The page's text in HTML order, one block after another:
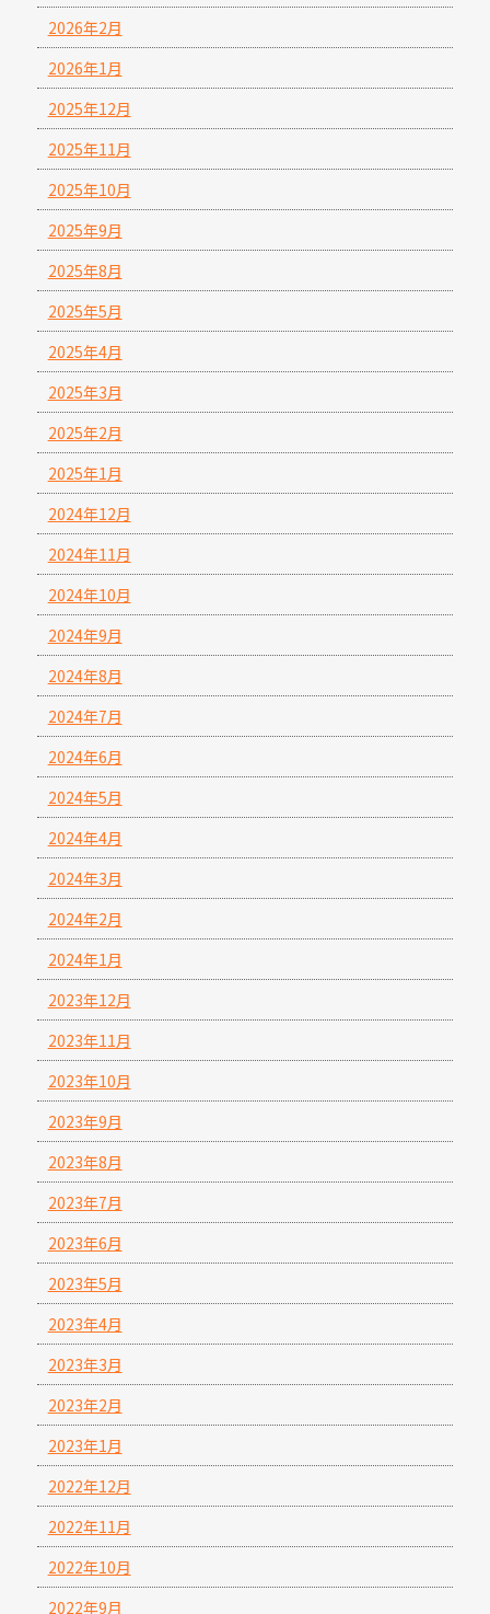
2026年2月
2026年1月
2025年12月
2025年11月
2025年10月
2025年9月
2025年8月
2025年5月
2025年4月
2025年3月
2025年2月
2025年1月
2024年12月
2024年11月
2024年10月
2024年9月
2024年8月
2024年7月
2024年6月
2024年5月
2024年4月
2024年3月
2024年2月
2024年1月
2023年12月
2023年11月
2023年10月
2023年9月
2023年8月
2023年7月
2023年6月
2023年5月
2023年4月
2023年3月
2023年2月
2023年1月
2022年12月
2022年11月
2022年10月
2022年9月